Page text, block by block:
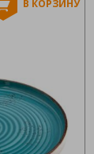
В КОРЗИНУ